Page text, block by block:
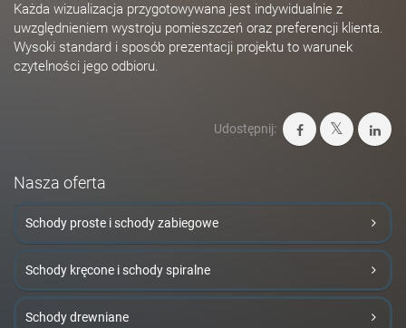
Każda wizualizacja przygotowywana jest indywidualnie z
uwzględnieniem wystroju pomieszczeń oraz preferencji klienta.
Wysoki standard i sposób prezentacji projektu to warunek
czytelności jego odbioru.
Udostępnij:
Nasza oferta
Schody proste i schody zabiegowe
Schody kręcone i schody spiralne
Schody drewniane